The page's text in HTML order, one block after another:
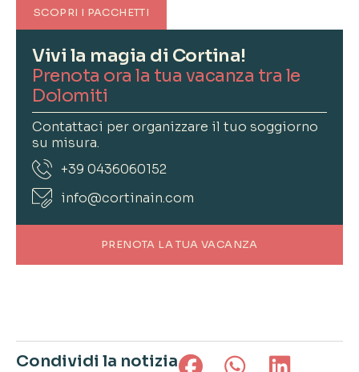
SCOPRI I PACCHETTI
Vivi la magia di Cortina!
Prenota ora la tua vacanza tra le
Dolomiti
Contattaci per organizzare il tuo soggiorno
su misura.
+39 0436060152
info@cortinain.com
PRENOTA LA TUA VACANZA
Condividi la notizia